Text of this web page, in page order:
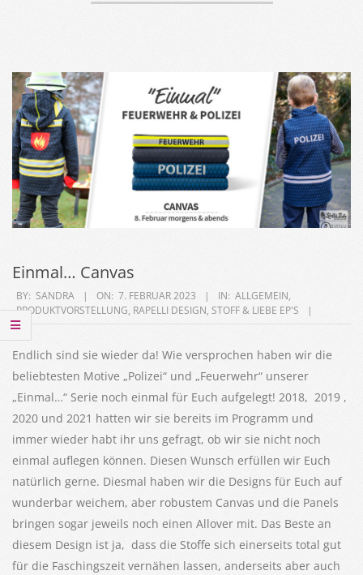
Einmal… Canvas
2023-
02-
07
BY: SANDRA ON: 7. FEBRUAR 2023 IN: ALLGEMEIN,
PRODUKTVORSTELLUNG, RAPELLI DESIGN, STOFF & LIEBE EP'S
Endlich sind sie wieder da! Wie versprochen haben wir die
beliebtesten Motive „Polizei“ und „Feuerwehr“ unserer
„Einmal…“ Serie noch einmal für Euch aufgelegt! 2018, 2019 ,
2020 und 2021 hatten wir sie bereits im Programm und
immer wieder habt ihr uns gefragt, ob wir sie nicht noch
einmal auflegen können. Diesen Wunsch erfüllen wir Euch
natürlich gerne. Diesmal haben wir die Designs für Euch auf
wunderbar weichem, aber robustem Canvas und die Panels
bringen sogar jeweils noch einen Allover mit. Das Beste an
diesem Design ist ja, dass die Stoffe sich einerseits total gut
für die Faschingszeit vernähen lassen, anderseits aber auch